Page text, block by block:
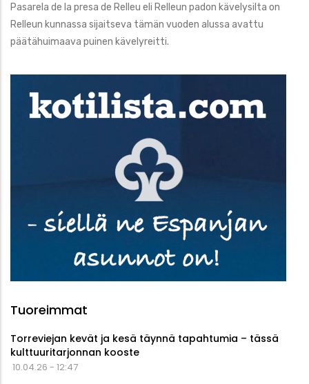
Pasarela de la presa de Relleu eli Relleun padon kävelysilta on
Relleun kunnassa sijaitseva tämän vuoden alussa avattu
päätähuimaava puinen kävelyreitti.
Tuoreimmat
Torreviejan kevät ja kesä täynnä tapahtumia – tässä
kulttuuritarjonnan kooste
10.04.26 - 12:47